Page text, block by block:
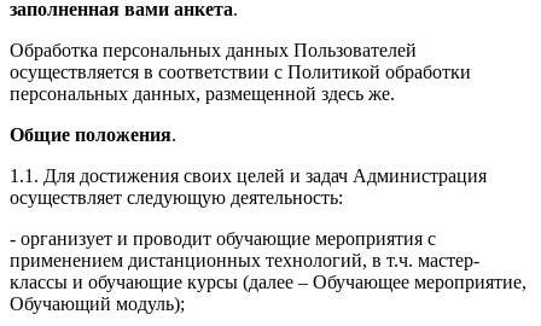
заполненная вами анкета.
Обработка персональных данных Пользователей
осуществляется в соответствии с Политикой обработки
персональных данных, размещенной здесь же.
Общие положения.
1.1. Для достижения своих целей и задач Администрация
осуществляет следующую деятельность:
- организует и проводит обучающие мероприятия с
применением дистанционных технологий, в т.ч. мастер-
классы и обучающие курсы (далее – Обучающее мероприятие,
Обучающий модуль);